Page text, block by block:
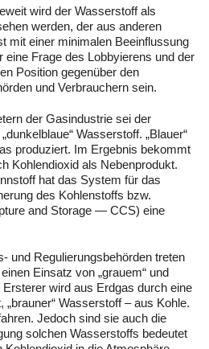
wird der Wasserstoff als
werden, der aus anderen
mit einer minimalen Beeinflussung
Frage des Lobbyierens und der
Position gegenüber den
und Verbrauchern sein.
der Gasindustrie sei der
Wasserstoff. „Blauer“
produziert. Im Ergebnis bekommt
Kohlendioxid als Nebenprodukt.
hat das System für das
des Kohlenstoffs bzw.
and Storage — CCS) eine
und Regulierungsbehörden treten
Einsatz von „grauem“ und
Ersterer wird aus Erdgas durch eine
Wasserstoff – aus Kohle.
Jedoch sind sie auch die
solchen Wasserstoffs bedeutet